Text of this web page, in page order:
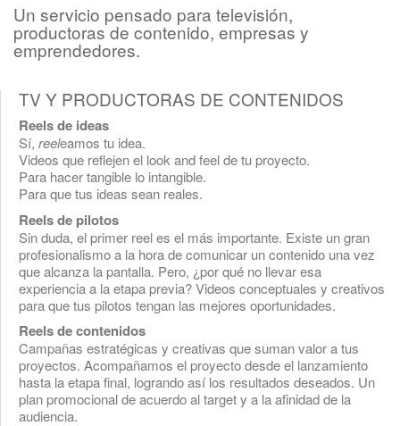
Un servicio pensado para televisión,
productoras de contenido, empresas y
emprendedores.
TV Y PRODUCTORAS DE CONTENIDOS
Reels de ideas
Sí, reeleamos tu idea.
Videos que reflejen el look and feel de tu proyecto.
Para hacer tangible lo intangible.
Para que tus ideas sean reales.
Reels de pilotos
Sin duda, el primer reel es el más importante. Existe un gran
profesionalismo a la hora de comunicar un contenido una vez
que alcanza la pantalla. Pero, ¿por qué no llevar esa
experiencia a la etapa previa? Videos conceptuales y creativos
para que tus pilotos tengan las mejores oportunidades.
Reels de contenidos
Campañas estratégicas y creativas que suman valor a tus
proyectos. Acompañamos el proyecto desde el lanzamiento
hasta la etapa final, logrando así los resultados deseados. Un
plan promocional de acuerdo al target y a la afinidad de la
audiencia.